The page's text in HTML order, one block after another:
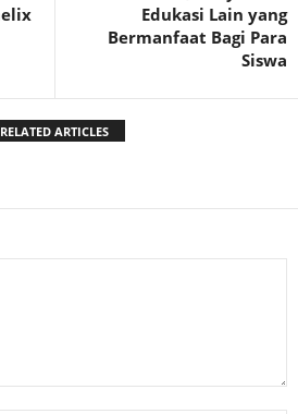
Edukasi Lain yang
Bermanfaat Bagi Para
Siswa
RELATED ARTICLES